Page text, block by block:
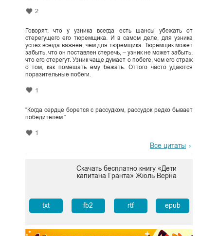
2
Говорят, что у узника всегда есть шансы убежать от
стерегущего его тюремщика. И в самом деле, для узника
успех всегда важнее, чем для тюремщика. Тюремщик может
забыть, что он поставлен стеречь, – узник не может забыть,
что его стерегут. Узник чаще думает о побеге, чем его страж
о том, как помешать ему бежать. Оттого часто удаются
поразительные побеги.
1
"Когда сердце борется с рассудком, рассудок редко бывает
победителем."
1
Все цитаты
Скачать бесплатно книгу «Дети
капитана Гранта» Жюль Верна
txt fb2 rtf epub